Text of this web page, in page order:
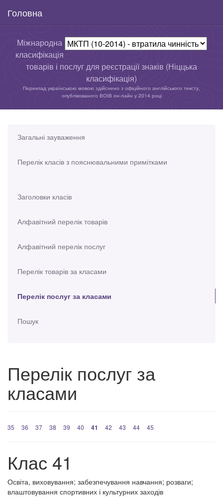
Головна
Міжнародна
класифікація
товарів і послуг для реєстрації знаків (Ніццька
класифікація)
Переклад українською мовою здійснено з офіційного англійського тексту,
опублікованого ВОІВ он-лайн у 2014 році
Загальні зауваження
Перелік класів з пояснювальними примітками
Заголовки класів
Алфавітний перелік товарів
Алфавітний перелік послуг
Перелік товарів за класами
Перелік послуг за класами
Пошук
Перелік послуг за
класами
35 36 37 38 39 40 41 42 43 44 45
Клас 41
Освіта, виховування; забезпечування навчання; розваги;
влаштовування спортивних і культурних заходів